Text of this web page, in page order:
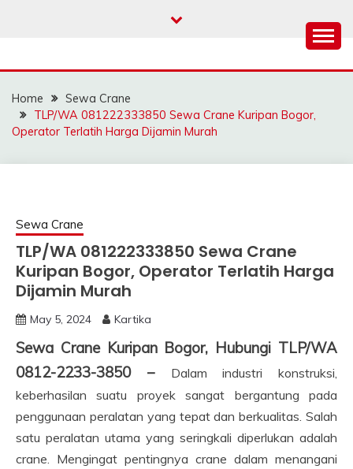
SAHABAT CRANE |
JASA SEWA CRANE |
FORKLIFT | SKYLIFT
Home
Sewa Crane
TLP/WA 081222333850 Sewa Crane Kuripan Bogor,
Operator Terlatih Harga Dijamin Murah
Sewa Crane
TLP/WA 081222333850 Sewa Crane
Kuripan Bogor, Operator Terlatih Harga
Dijamin Murah
May 5, 2024 Kartika
Sewa Crane Kuripan Bogor, Hubungi TLP/WA
0812-2233-3850 –
Dalam industri konstruksi,
keberhasilan suatu proyek sangat bergantung pada
penggunaan peralatan yang tepat dan berkualitas. Salah
satu peralatan utama yang seringkali diperlukan adalah
crane. Mengingat pentingnya crane dalam menangani